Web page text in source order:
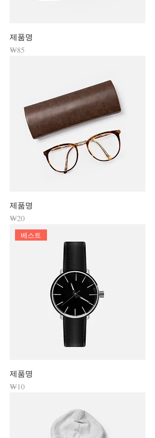
제품명
가격
₩85
제품명
가격
₩20
베스트
제품명
가격
₩10